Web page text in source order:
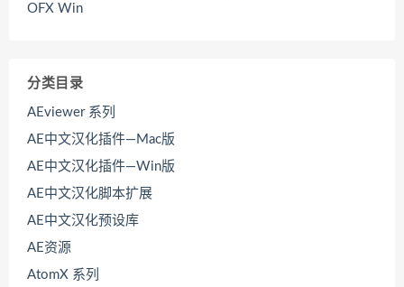
OFX Win
分类目录
AEviewer 系列
AE中文汉化插件—Mac版
AE中文汉化插件—Win版
AE中文汉化脚本扩展
AE中文汉化预设库
AE资源
AtomX 系列